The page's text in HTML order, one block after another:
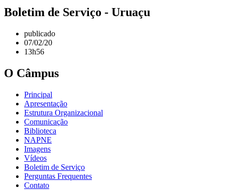
Boletim de Serviço - Uruaçu
publicado
07/02/20
13h56
O Câmpus
Principal
Apresentação
Estrutura Organizacional
Comunicação
Biblioteca
NAPNE
Imagens
Vídeos
Boletim de Serviço
Perguntas Frequentes
Contato